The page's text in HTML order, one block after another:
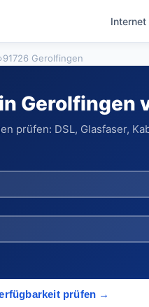
Internet
›91726 Gerolfingen
Gerolfingen
prüfen: DSL, Glasfaser,
prüfen →